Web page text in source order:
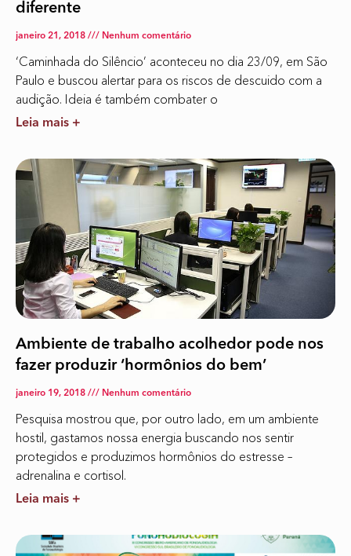
diferente
janeiro 21, 2018 Nenhum comentário
‘Caminhada do Silêncio’ aconteceu no dia 23/09, em São
Paulo e buscou alertar para os riscos de descuido com a
audição. Ideia é também combater o
Leia mais +
Ambiente de trabalho acolhedor pode nos
fazer produzir ‘hormônios do bem’
janeiro 19, 2018 Nenhum comentário
Pesquisa mostrou que, por outro lado, em um ambiente
hostil, gastamos nossa energia buscando nos sentir
protegidos e produzimos hormônios do estresse –
adrenalina e cortisol.
Leia mais +